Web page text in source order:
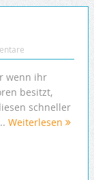
wenn ihr
besitzt,
schneller
Weiterlesen